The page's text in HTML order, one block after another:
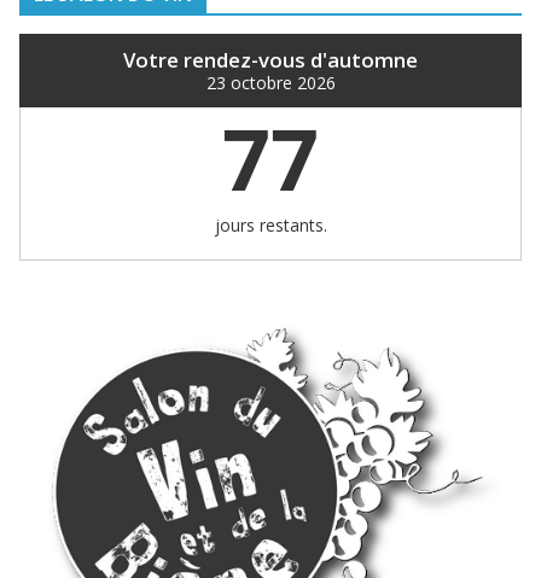
Votre rendez-vous d'automne
23 octobre 2026
77
jours restants.